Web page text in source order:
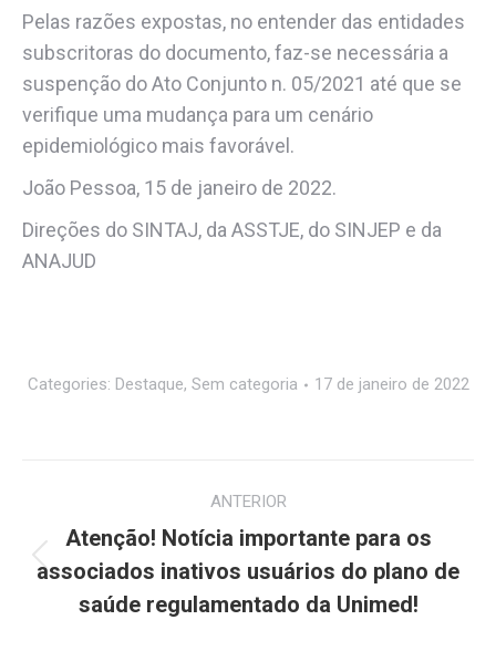
Pelas razões expostas, no entender das entidades
subscritoras do documento, faz-se necessária a
suspenção do Ato Conjunto n. 05/2021 até que se
verifique uma mudança para um cenário
epidemiológico mais favorável.
João Pessoa, 15 de janeiro de 2022.
Direções do SINTAJ, da ASSTJE, do SINJEP e da
ANAJUD
Categories: Destaque, Sem categoria 17 de janeiro de 2022
de
post:
ANTERIOR
Post
anterior:
Atenção! Notícia importante para os
associados inativos usuários do plano de
saúde regulamentado da Unimed!